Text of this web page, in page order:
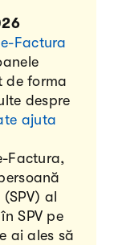
e-Factura
de forma
despre
ajuta
Factura,
al
SPV pe
ai ales să